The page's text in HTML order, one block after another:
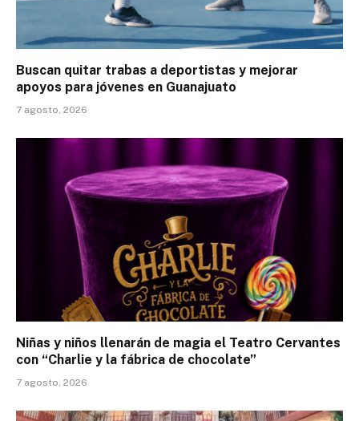
Buscan quitar trabas a deportistas y mejorar
apoyos para jóvenes en Guanajuato
7 agosto, 2026
Niñas y niños llenarán de magia el Teatro Cervantes
con “Charlie y la fábrica de chocolate”
7 agosto, 2026